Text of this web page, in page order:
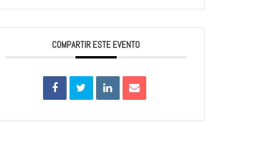
COMPARTIR ESTE EVENTO